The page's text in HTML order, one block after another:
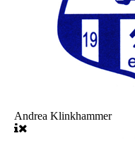
Andrea Klinkhammer